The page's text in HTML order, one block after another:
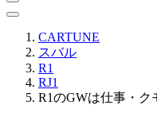
CARTUNE
スバル
R1
RJ1
R1のGWは仕事・ク